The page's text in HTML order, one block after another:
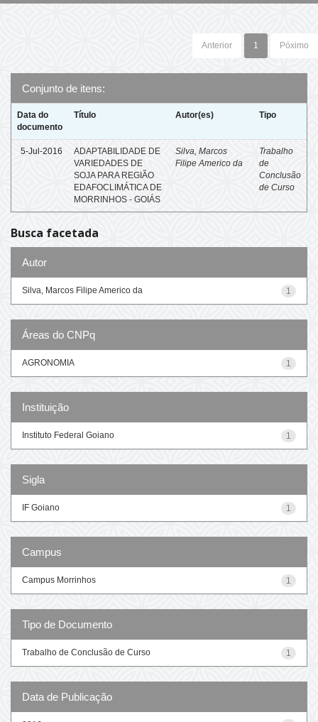
Anterior 1 Póximo
Conjunto de itens:
Data do
documento
Título Autor(es) Tipo
5-Jul-2016
ADAPTABILIDADE DE
VARIEDADES DE
SOJA PARA REGIÃO
EDAFOCLIMÁTICA DE
MORRINHOS - GOIÁS
Silva, Marcos
Filipe Americo da
Trabalho
de
Conclusão
de Curso
Busca facetada
Autor
1
Silva, Marcos Filipe Americo da
Áreas do CNPq
1
AGRONOMIA
Instituição
1
Instituto Federal Goiano
Sigla
1
IF Goiano
Campus
1
Campus Morrinhos
Tipo de Documento
1
Trabalho de Conclusão de Curso
Data de Publicação